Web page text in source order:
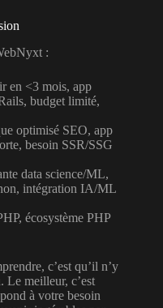
:
en <3 mois, app
budget limité,
optimisé SEO, app
besoin SSR/SSG
data science/ML,
intégration IA/ML
écosystème PHP
c’est qu’il n’y
Le meilleur, c’est
à votre besoin